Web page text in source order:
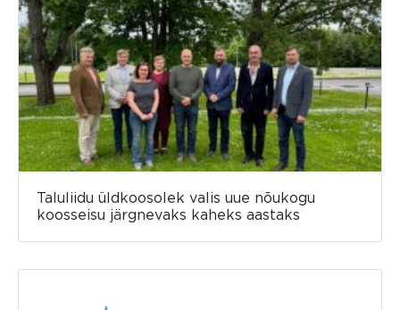
Taluliidu üldkoosolek valis uue nõukogu
koosseisu järgnevaks kaheks aastaks